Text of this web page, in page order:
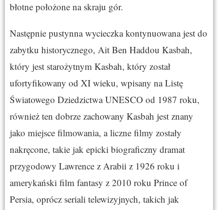
błotne położone na skraju gór.
Następnie pustynna wycieczka kontynuowana jest do
zabytku historycznego, Ait Ben Haddou Kasbah,
który jest starożytnym Kasbah, który został
ufortyfikowany od XI wieku, wpisany na Listę
Światowego Dziedzictwa UNESCO od 1987 roku,
również ten dobrze zachowany Kasbah jest znany
jako miejsce filmowania, a liczne filmy zostały
nakręcone, takie jak epicki biograficzny dramat
przygodowy Lawrence z Arabii z 1926 roku i
amerykański film fantasy z 2010 roku Prince of
Persia, oprócz seriali telewizyjnych, takich jak